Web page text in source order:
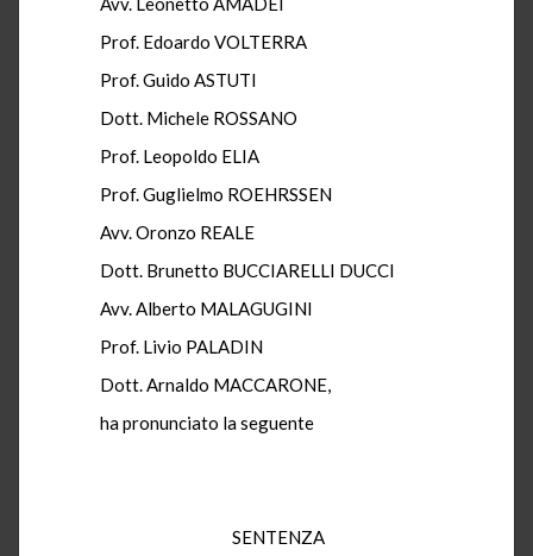
Prof. Edoardo VOLTERRA
Prof. Guido ASTUTI
Dott. Michele ROSSANO
Prof. Leopoldo ELIA
Prof. Guglielmo ROEHRSSEN
Avv. Oronzo REALE
Dott. Brunetto BUCCIARELLI DUCCI
Avv. Alberto MALAGUGINI
Prof. Livio PALADIN
Dott. Arnaldo MACCARONE,
ha pronunciato la seguente
SENTENZA